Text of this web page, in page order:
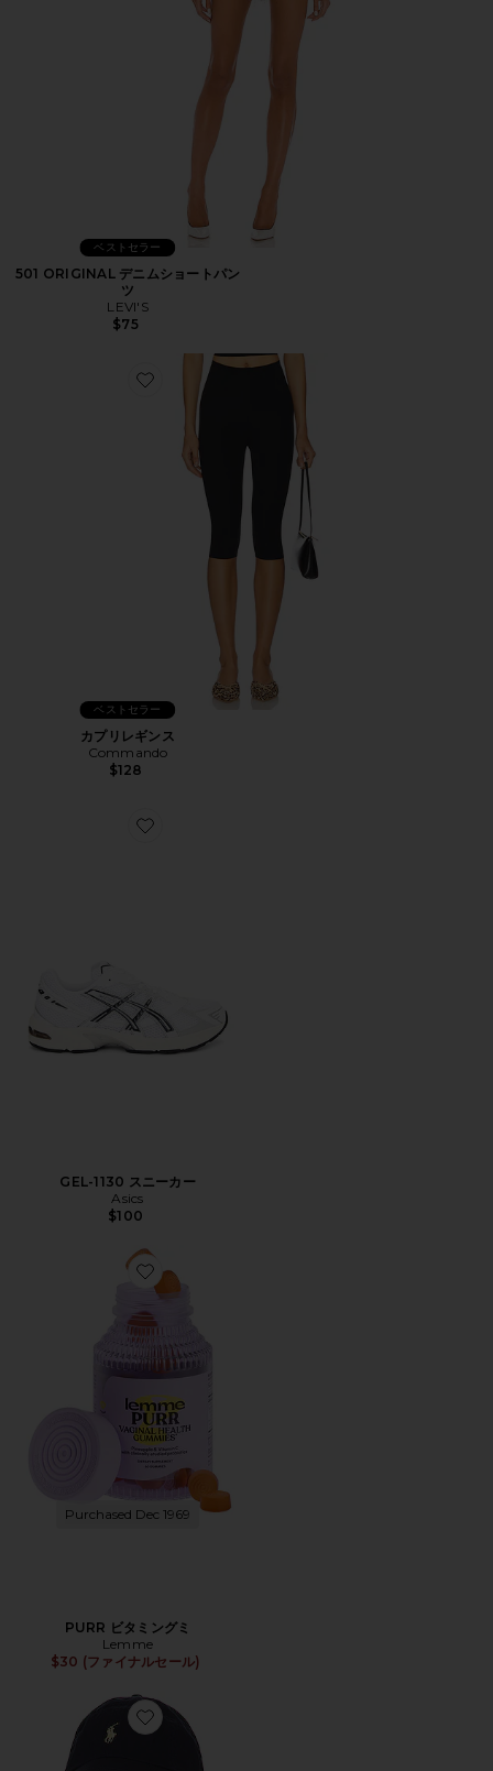
ベストセラー
501 ORIGINAL デニムショートパン
ツ
LEVI'S
$75
Favorite カプリレギンス
ベストセラー
カプリレギンス
Commando
$128
Favorite GEL-1130 スニーカー
GEL-1130 スニーカー
Asics
$100
Favorite PURR ビタミングミ
Purchased Dec 1969
PURR ビタミングミ
Lemme
$30 (ファイナルセール)
Favorite ハット